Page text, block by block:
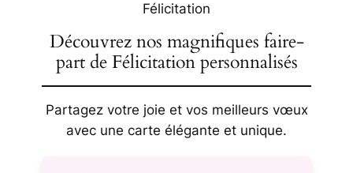
Félicitation
Découvrez nos magnifiques faire-
part de Félicitation personnalisés
Partagez votre joie et vos meilleurs vœux
avec une carte élégante et unique.